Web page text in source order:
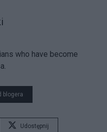
who have become
blogera
Udostępnij